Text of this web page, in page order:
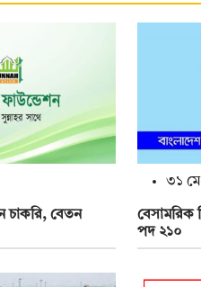
চাকরি, বেতন
৩১
বেসামরিক
পদ ২১০